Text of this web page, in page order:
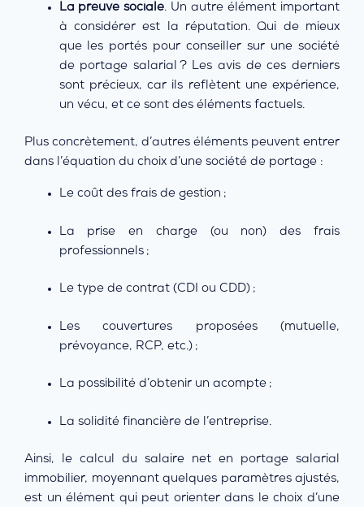
La preuve sociale. Un autre élément important
à considérer est la réputation. Qui de mieux
que les portés pour conseiller sur une société
de portage salarial ? Les avis de ces derniers
sont précieux, car ils reflètent une expérience,
un vécu, et ce sont des éléments factuels.
Plus concrètement, d’autres éléments peuvent entrer
dans l’équation du choix d’une société de portage :
Le coût des frais de gestion ;
La prise en charge (ou non) des frais
professionnels ;
Le type de contrat (CDI ou CDD) ;
Les couvertures proposées (mutuelle,
prévoyance, RCP, etc.) ;
La possibilité d’obtenir un acompte ;
La solidité financière de l’entreprise.
Ainsi, le calcul du salaire net en portage salarial
immobilier, moyennant quelques paramètres ajustés,
est un élément qui peut orienter dans le choix d’une